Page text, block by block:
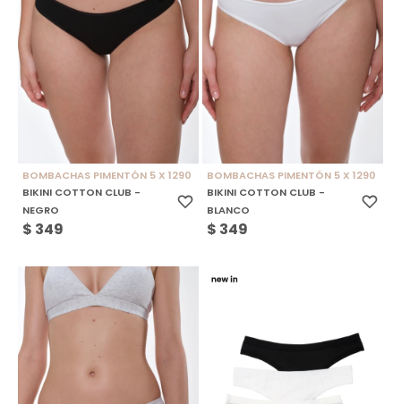
BOMBACHAS PIMENTÓN 5 X 1290
BIKINI COTTON CLUB -
NEGRO
$ 349
BOMBACHAS PIMENTÓN 5 X 1290
BIKINI COTTON CLUB -
BLANCO
$ 349